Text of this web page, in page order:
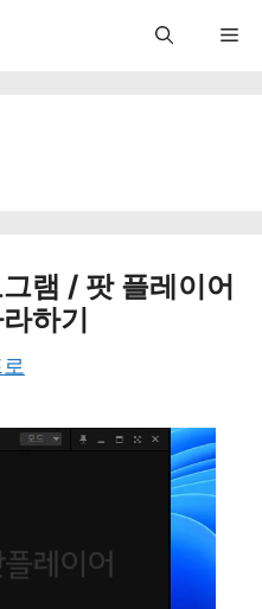
램 / 팟 플레이어
하기